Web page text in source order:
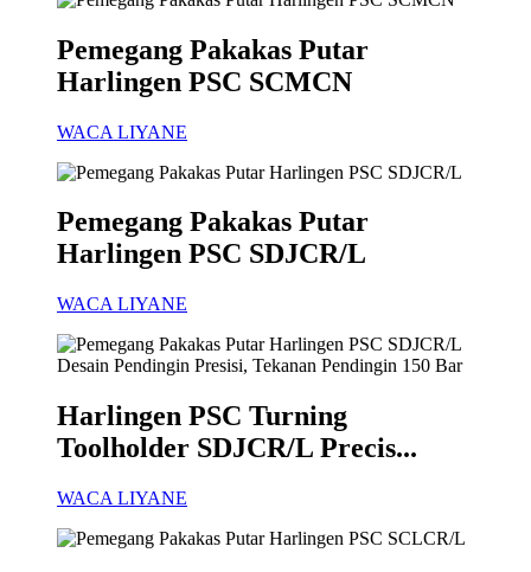
Pemegang Pakakas Putar
Harlingen PSC SCMCN
WACA LIYANE
Pemegang Pakakas Putar
Harlingen PSC SDJCR/L
WACA LIYANE
Harlingen PSC Turning
Toolholder SDJCR/L Precis...
WACA LIYANE